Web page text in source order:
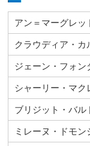
アン＝マーグレッ
クラウディア・カ
ジェーン・フォン
シャーリー・マク
ブリジット・バル
ミレーヌ・ドモン